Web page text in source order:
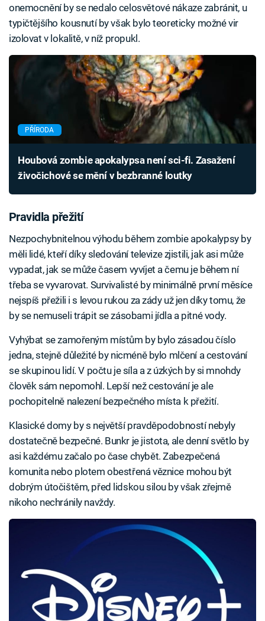
onemocnění by se nedalo celosvětové nákaze zabránit, u
typičtějšího kousnutí by však bylo teoreticky možné vir
izolovat v lokalitě, v níž propukl.
PŘÍRODA
Houbová zombie apokalypsa není sci-fi. Zasažení
živočichové se mění v bezbranné loutky
Pravidla přežití
Nezpochybnitelnou výhodu během zombie apokalypsy by
měli lidé, kteří díky sledování televize zjistili, jak asi může
vypadat, jak se může časem vyvíjet a čemu je během ní
třeba se vyvarovat. Survivalisté by minimálně první měsíce
nejspíš přežili i s levou rukou za zády už jen díky tomu, že
by se nemuseli trápit se zásobami jídla a pitné vody.
Vyhýbat se zamořeným místům by bylo zásadou číslo
jedna, stejně důležité by nicméně bylo mlčení a cestování
se skupinou lidí. V počtu je síla a z úzkých by si mnohdy
člověk sám nepomohl. Lepší než cestování je ale
pochopitelně nalezení bezpečného místa k přežití.
Klasické domy by s největší pravděpodobností nebyly
dostatečně bezpečné. Bunkr je jistota, ale denní světlo by
asi každému začalo po čase chybět. Zabezpečená
komunita nebo plotem obestřená věznice mohou být
dobrým útočištěm, před lidskou silou by však zřejmě
nikoho nechránily navždy.